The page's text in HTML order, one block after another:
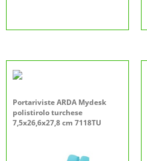
Portariviste ARDA Mydesk
polistirolo turchese
7,5x26,6x27,8 cm 7118TU